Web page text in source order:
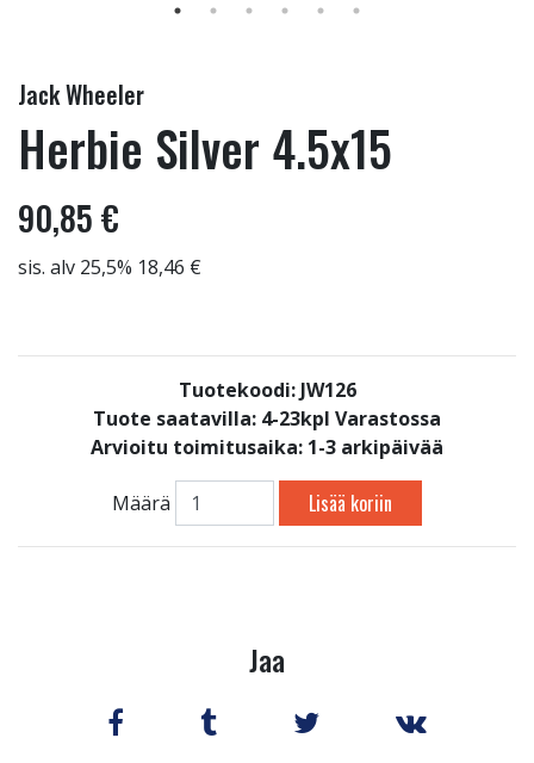
Jack Wheeler
Herbie Silver 4.5x15
90,85 €
sis. alv 25,5% 18,46 €
Tuotekoodi: JW126
Tuote saatavilla: 4-23kpl Varastossa
Arvioitu toimitusaika: 1-3 arkipäivää
Määrä Lisää koriin
Jaa